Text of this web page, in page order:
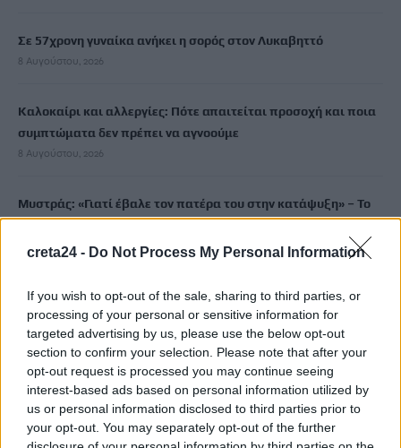
creta24 - Do Not Process My Personal Information
If you wish to opt-out of the sale, sharing to third parties, or
processing of your personal or sensitive information for
targeted advertising by us, please use the below opt-out
section to confirm your selection. Please note that after your
opt-out request is processed you may continue seeing
interest-based ads based on personal information utilized by
us or personal information disclosed to third parties prior to
your opt-out. You may separately opt-out of the further
Σε 57χρονη γυναίκα ανήκει η σορός στον Λυκαβηττό
8 Αυγούστου, 2026
Καλοκαίρι και αλλεργίες: Πότε απαιτείται προσοχή και ποια
συμπτώματα δεν πρέπει να αγνοούμε
8 Αυγούστου, 2026
Μυστράς: «Γιατί έβαλε τον πατέρα του στην κατάψυξη» – Το
8 Αυγούστου, 2026
Συνελήφθη ένα ακόμη μέλος της συμμορίας του «Έντικ»
8 Αυγούστου, 2026
Οικογενειακή τραγωδία στις Σέρρες: Τα στοιχεία της ΕΛ.ΑΣ.
και τα τέσσερα σενάρια για το μοιραίο τροχαίο
8 Αυγούστου, 2026